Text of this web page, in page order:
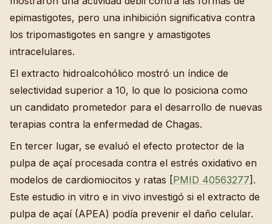
epimastigotes, pero una inhibición significativa contra
los tripomastigotes en sangre y amastigotes
intracelulares.
El extracto hidroalcohólico mostró un índice de
selectividad superior a 10, lo que lo posiciona como
un candidato prometedor para el desarrollo de nuevas
terapias contra la enfermedad de Chagas.
En tercer lugar, se evaluó el efecto protector de la
pulpa de açaí procesada contra el estrés oxidativo en
modelos de cardiomiocitos y ratas [PMID 40563277].
Este estudio in vitro e in vivo investigó si el extracto de
pulpa de açaí (APEA) podía prevenir el daño celular.